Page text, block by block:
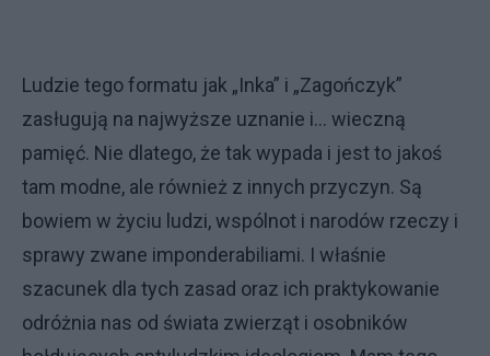
Ludzie tego formatu jak „Inka” i „Zagończyk”
zasługują na najwyższe uznanie i… wieczną
pamięć. Nie dlatego, że tak wypada i jest to jakoś
tam modne, ale również z innych przyczyn. Są
bowiem w życiu ludzi, wspólnot i narodów rzeczy i
sprawy zwane imponderabiliami. I właśnie
szacunek dla tych zasad oraz ich praktykowanie
odróżnia nas od świata zwierząt i osobników